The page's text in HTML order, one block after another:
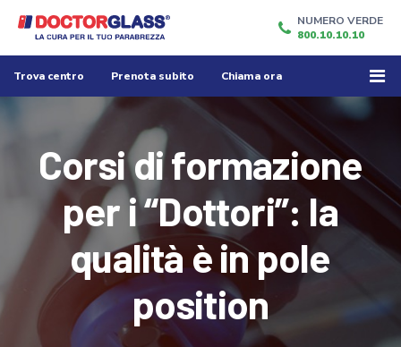
NUMERO VERDE
800.10.10.10
Trova centro Prenota subito Chiama ora
Corsi di formazione
per i “Dottori”: la
qualità è in pole
position